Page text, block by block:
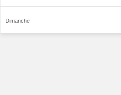
Dimanche